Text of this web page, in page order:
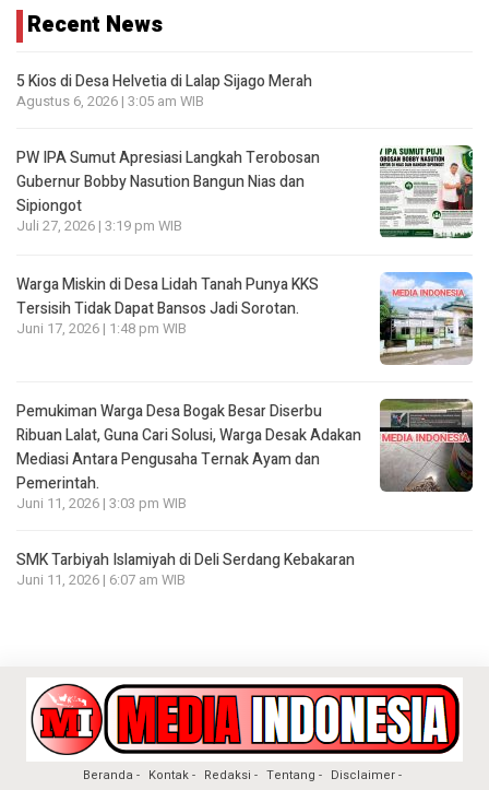
Recent News
5 Kios di Desa Helvetia di Lalap Sijago Merah
Agustus 6, 2026 | 3:05 am WIB
PW IPA Sumut Apresiasi Langkah Terobosan
Gubernur Bobby Nasution Bangun Nias dan
Sipiongot
Juli 27, 2026 | 3:19 pm WIB
Warga Miskin di Desa Lidah Tanah Punya KKS
Tersisih Tidak Dapat Bansos Jadi Sorotan.
Juni 17, 2026 | 1:48 pm WIB
Pemukiman Warga Desa Bogak Besar Diserbu
Ribuan Lalat, Guna Cari Solusi, Warga Desak Adakan
Mediasi Antara Pengusaha Ternak Ayam dan
Pemerintah.
Juni 11, 2026 | 3:03 pm WIB
SMK Tarbiyah Islamiyah di Deli Serdang Kebakaran
Juni 11, 2026 | 6:07 am WIB
Beranda Kontak Redaksi Tentang
Disclaimer